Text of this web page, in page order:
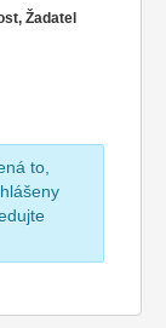
Žadatel
to,